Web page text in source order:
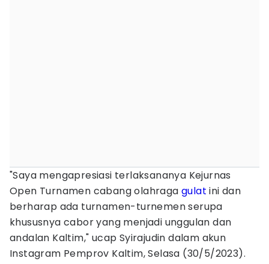
"Saya mengapresiasi terlaksananya Kejurnas
Open Turnamen cabang olahraga gulat ini dan
berharap ada turnamen-turnemen serupa
khususnya cabor yang menjadi unggulan dan
andalan Kaltim," ucap Syirajudin dalam akun
Instagram Pemprov Kaltim, Selasa (30/5/2023).